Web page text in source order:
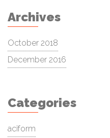
Archives
October 2018
December 2016
Categories
aciform